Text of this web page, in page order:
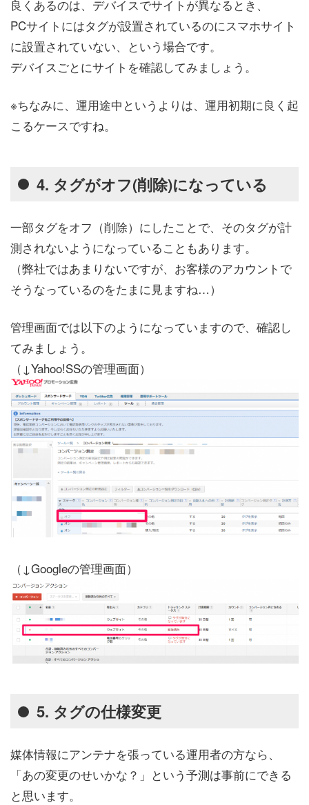
良くあるのは、デバイスでサイトが異なるとき、
PCサイトにはタグが設置されているのにスマホサイト
に設置されていない、という場合です。
デバイスごとにサイトを確認してみましょう。
※ちなみに、運用途中というよりは、運用初期に良く起
こるケースですね。
4. タグがオフ(削除)になっている
一部タグをオフ（削除）にしたことで、そのタグが計
測されないようになっていることもあります。
（弊社ではあまりないですが、お客様のアカウントで
そうなっているのをたまに見ますね…）
管理画面では以下のようになっていますので、確認し
てみましょう。
（↓Yahoo!SSの管理画面）
（↓Googleの管理画面）
5. タグの仕様変更
媒体情報にアンテナを張っている運用者の方なら、
「あの変更のせいかな？」という予測は事前にできる
と思います。